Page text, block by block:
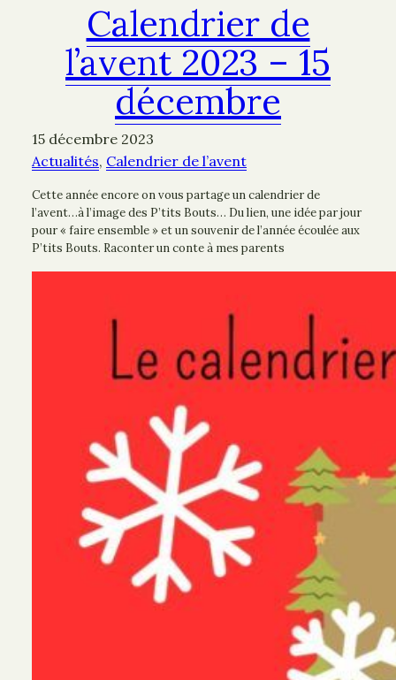
Calendrier de
l’avent 2023 – 15
décembre
15 décembre 2023
Actualités, Calendrier de l’avent
Cette année encore on vous partage un calendrier de
l’avent…à l’image des P’tits Bouts… Du lien, une idée par jour
pour « faire ensemble » et un souvenir de l’année écoulée aux
P’tits Bouts. Raconter un conte à mes parents